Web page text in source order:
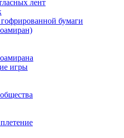
лент
бумаги
игры